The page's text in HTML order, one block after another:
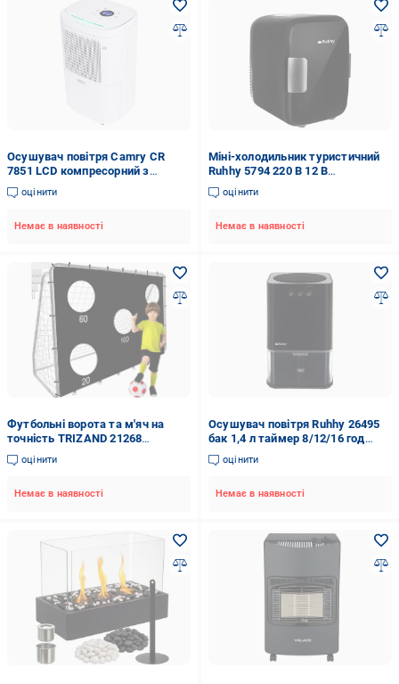
Осушувач повітря Camry CR
7851 LCD компресорний з
дисплеєм до 20 л/добу
оцінити
Немає в наявності
Міні-холодильник туристичний
Ruhhy 5794 220 В 12 В
охолодження/нагрів 4 л Black
оцінити
Немає в наявності
Футбольні ворота та м'яч на
точність TRIZAND 21268
170х240х85 см
оцінити
Немає в наявності
Осушувач повітря Ruhhy 26495
бак 1,4 л таймер 8/12/16 год
LED-підсвітка 36 Вт Чорний
оцінити
Немає в наявності